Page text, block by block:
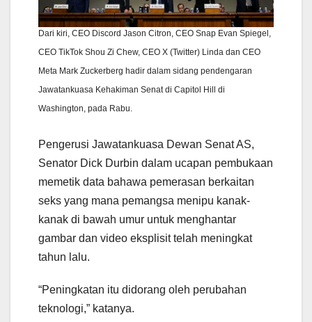
Dari kiri, CEO Discord Jason Citron, CEO Snap Evan Spiegel,
CEO TikTok Shou Zi Chew, CEO X (Twitter) Linda dan CEO
Meta Mark Zuckerberg hadir dalam sidang pendengaran
Jawatankuasa Kehakiman Senat di Capitol Hill di
Washington, pada Rabu.
Pengerusi Jawatankuasa Dewan Senat AS,
Senator Dick Durbin dalam ucapan pembukaan
memetik data bahawa pemerasan berkaitan
seks yang mana pemangsa menipu kanak-
kanak di bawah umur untuk menghantar
gambar dan video eksplisit telah meningkat
tahun lalu.
“Peningkatan itu didorang oleh perubahan
teknologi,” katanya.